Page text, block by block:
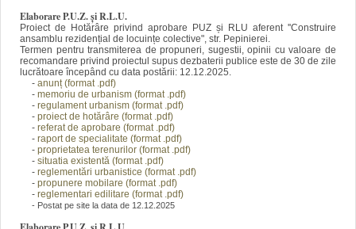
Elaborare P.U.Z. și R.L.U.
Proiect de Hotărâre privind aprobare PUZ și RLU aferent ''Construire
ansamblu rezidențial de locuințe colective", str. Pepinierei.
Termen pentru transmiterea de propuneri, sugestii, opinii cu valoare de
recomandare privind proiectul supus dezbaterii publice este de 30 de zile
lucrătoare începând cu data postării: 12.12.2025.
- anunț (format.pdf)
- memoriu de urbanism (format .pdf)
- regulament urbanism (format .pdf)
- proiect de hotărâre (format .pdf)
- referat de aprobare (format .pdf)
- raport de specialitate (format .pdf)
- proprietatea terenurilor (format .pdf)
- situatia existentă (format .pdf)
- reglementări urbanistice (format .pdf)
- propunere mobilare (format .pdf)
- reglementari edilitare (format .pdf)
- Postat pe site la data de 12.12.2025